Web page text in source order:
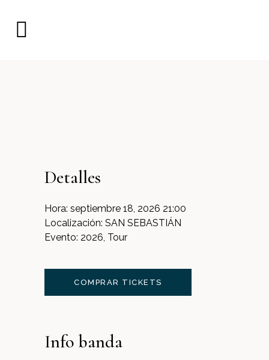
Detalles
Hora: septiembre 18, 2026 21:00
Localización: SAN SEBASTIÁN
Evento: 2026, Tour
COMPRAR TICKETS
Info banda